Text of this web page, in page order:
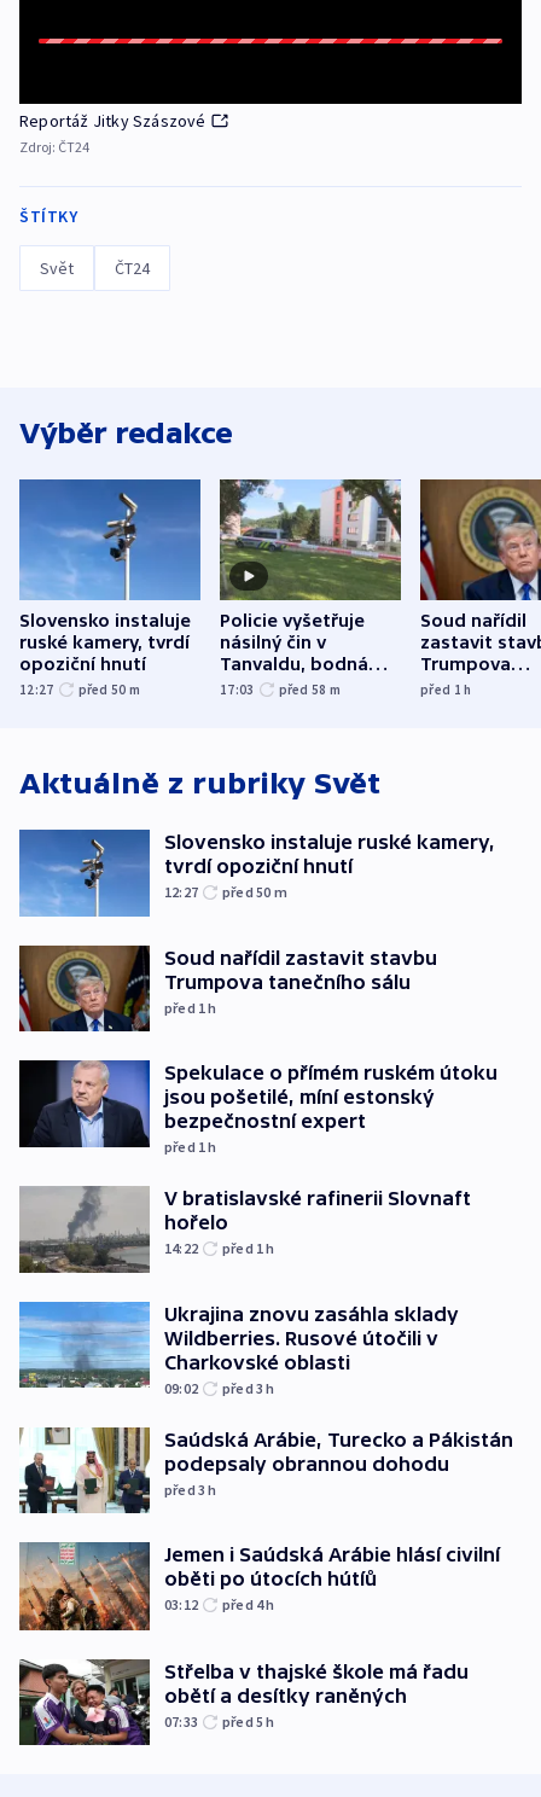
Reportáž Jitky Szászové
Zdroj: ČT24
ŠTÍTKY
Svět ČT24
Výběr redakce
Slovensko instaluje
ruské kamery, tvrdí
opoziční hnutí
12:27 před 50 m
Policie vyšetřuje
násilný čin v
Tanvaldu, bodná
zranění při něm
17:03 před 58 m
Soud nařídil
zastavit
Trumpova
tanečního
před 1h
Aktuálně z rubriky Svět
Slovensko instaluje ruské kamery,
tvrdí opoziční hnutí
12:27 před 50 m
Soud nařídil zastavit stavbu
Trumpova tanečního sálu
před 1h
Spekulace o přímém ruském útoku
jsou pošetilé, míní estonský
bezpečnostní expert
před 1h
V bratislavské rafinerii Slovnaft
hořelo
14:22 před 1h
Ukrajina znovu zasáhla sklady
Wildberries. Rusové útočili v
Charkovské oblasti
09:02 před 3h
Saúdská Arábie, Turecko a Pákistán
podepsaly obrannou dohodu
před 3h
Jemen i Saúdská Arábie hlásí civilní
oběti po útocích hútíů
03:12 před 4h
Střelba v thajské škole má řadu
obětí a desítky raněných
07:33 před 5h